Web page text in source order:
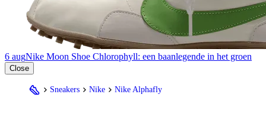
6 augNike Moon Shoe Chlorophyll: een baanlegende in het groen
Close
Sneakers Nike Nike Alphafly